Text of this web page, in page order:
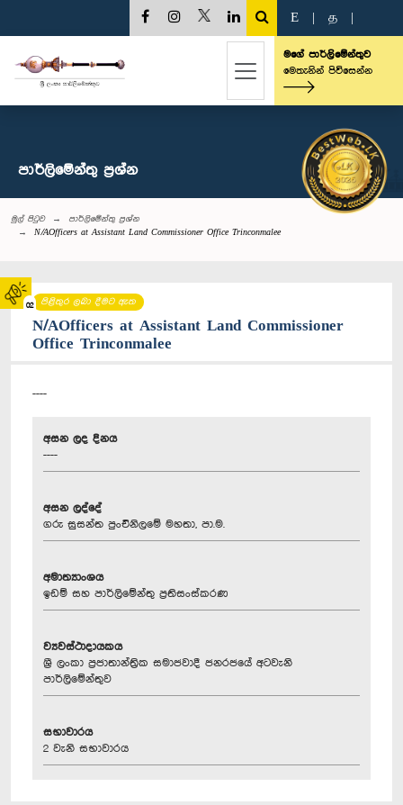
02
E த
මගේ පාර්ලිමේන්තුව
මෙතැනින් පිවිසෙන්න
පාර්ලි‌මේන්තු‌ ප්‍රශ්න
මුල් පිටුව
පාර්ලි‌මේන්තු‌ ප්‍රශ්න
N/AOfficers at Assistant Land Commissioner Office Trinconmalee
පිළිතුර ලබා දීමට ඇත
N/AOfficers at Assistant Land Commissioner
Office Trinconmalee
----
අසන ලද දිනය
----
අසන ලද්දේ
ගරු සුසන්ත පුංචිනිලමේ මහතා, පා.ම.
අමාත්‍යාංශය
ඉඩම් සහ පාර්ලිමේන්තු ප්‍රතිසංස්කරණ
ව්‍යවස්ථාදායකය
ශ්‍රී ලංකා ප්‍රජාතාන්ත්‍රික සමාජවාදී ජනරජයේ අටවැනි
පාර්ලිමේන්තුව
සභාවාරය
2 වැනි සභාවාරය